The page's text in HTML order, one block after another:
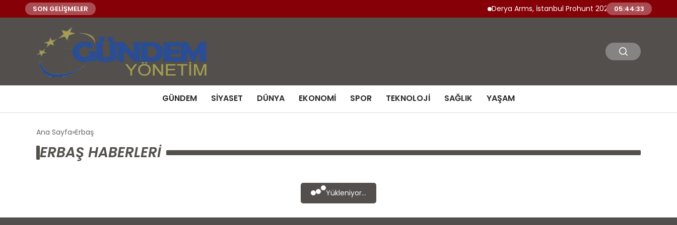
SON GELİŞMELER Derya Arms, İstanbul Prohunt 2026’da yeni nesil
05:44:33
GÜNDEM SIYASET DÜNYA EKONOMI SPOR TEKNOLOJI SAĞLIK YAŞAM
Ana Sayfa Erbaş
ERBAŞ HABERLERI
Yükleniyor...